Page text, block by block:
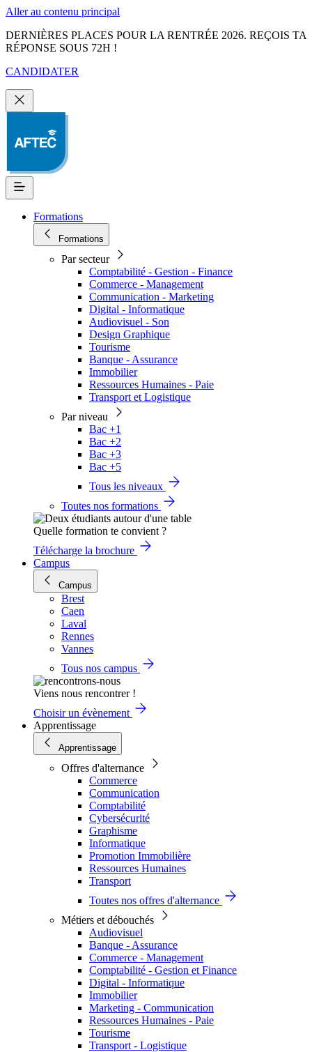
Aller au contenu principal
DERNIÈRES PLACES POUR LA RENTRÉE 2026. REÇOIS TA
RÉPONSE SOUS 72H !
CANDIDATER
Formations
Formations
Par secteur
Comptabilité - Gestion - Finance
Commerce - Management
Communication - Marketing
Digital - Informatique
Audiovisuel - Son
Design Graphique
Tourisme
Banque - Assurance
Immobilier
Ressources Humaines - Paie
Transport et Logistique
Par niveau
Bac +1
Bac +2
Bac +3
Bac +5
Tous les niveaux
Toutes nos formations
Quelle formation te convient ?
Télécharge la brochure
Campus
Campus
Brest
Caen
Laval
Rennes
Vannes
Tous nos campus
Viens nous rencontrer !
Choisir un évènement
Apprentissage
Apprentissage
Offres d'alternance
Commerce
Communication
Comptabilité
Cybersécurité
Graphisme
Informatique
Promotion Immobilière
Ressources Humaines
Transport
Toutes nos offres d'alternance
Métiers et débouchés
Audiovisuel
Banque - Assurance
Commerce - Management
Comptabilité - Gestion et Finance
Digital - Informatique
Immobilier
Marketing - Communication
Ressources Humaines - Paie
Tourisme
Transport - Logistique